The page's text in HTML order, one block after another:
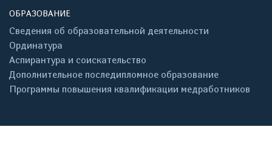
ОБРАЗОВАНИЕ
Сведения об образовательной деятельности
Ординатура
Аспирантура и соискательство
Дополнительное последипломное образование
Программы повышения квалификации медработников